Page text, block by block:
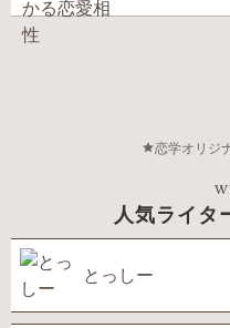
恋学オリジ
人気ライタ
とっしー